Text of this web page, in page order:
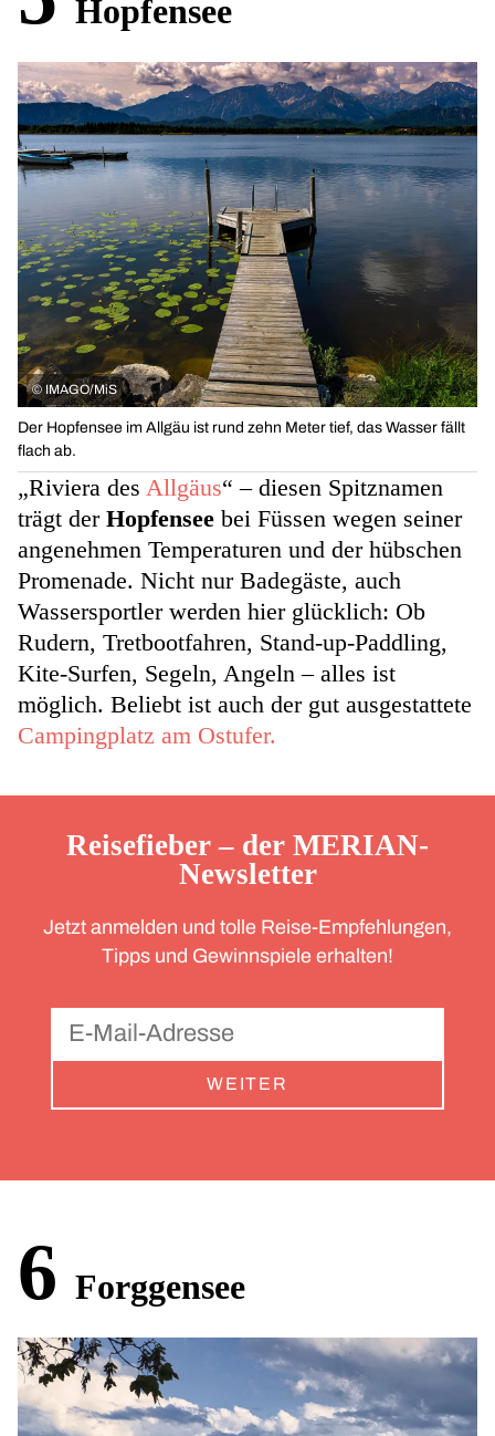
Hopfensee
© IMAGO/MiS
Der Hopfensee im Allgäu ist rund zehn Meter tief, das Wasser fällt
flach ab.
„Riviera des Allgäus“ – diesen Spitznamen
trägt der Hopfensee bei Füssen wegen seiner
angenehmen Temperaturen und der hübschen
Promenade. Nicht nur Badegäste, auch
Wassersportler werden hier glücklich: Ob
Rudern, Tretbootfahren, Stand-up-Paddling,
Kite-Surfen, Segeln, Angeln – alles ist
möglich. Beliebt ist auch der gut ausgestattete
Campingplatz am Ostufer.
Reisefieber – der MERIAN-
Newsletter
Jetzt anmelden und tolle Reise-Empfehlungen,
Tipps und Gewinnspiele erhalten!
WEITER
6 Forggensee